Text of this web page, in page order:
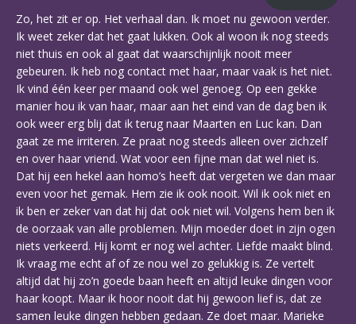
Zo, het zit er op. Het verhaal dan. Ik moet nu gewoon verder.
Ik weet zeker dat het gaat lukken. Ook al woon ik nog steeds
niet thuis en ook al gaat dat waarschijnlijk nooit meer
gebeuren. Ik heb nog contact met haar, maar vaak is het niet.
Ik vind één keer per maand ook wel genoeg. Op een gekke
manier hou ik van haar, maar aan het eind van de dag ben ik
ook weer erg blij dat ik terug naar Maarten en Luc kan. Dan
gaat ze me irriteren. Ze praat nog steeds alleen over zichzelf
en over haar vriend. Wat voor een fijne man dat wel niet is.
Dat hij een hekel aan homo’s heeft dat vergeten we dan maar
even voor het gemak. Hem zie ik ook nooit. Wil ik ook niet en
ik ben er zeker van dat hij dat ook niet wil. Volgens hem ben ik
de oorzaak van alle problemen. Mijn moeder doet in zijn ogen
niets verkeerd. Hij komt er nog wel achter. Liefde maakt blind.
Ik vraag me echt af of ze nou wel zo gelukkig is. Ze vertelt
altijd dat hij zo’n goede baan heeft en altijd leuke dingen voor
haar koopt. Maar ik hoor nooit dat hij gewoon lief is, dat ze
samen leuke dingen hebben gedaan. Ze doet maar. Marieke